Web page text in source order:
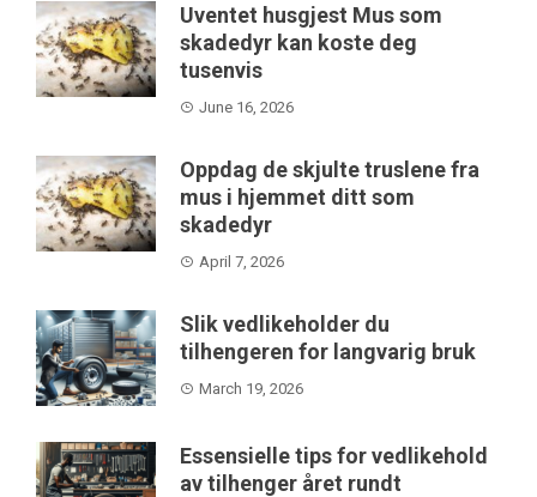
Uventet husgjest Mus som
skadedyr kan koste deg
tusenvis
June 16, 2026
Oppdag de skjulte truslene fra
mus i hjemmet ditt som
skadedyr
April 7, 2026
Slik vedlikeholder du
tilhengeren for langvarig bruk
March 19, 2026
Essensielle tips for vedlikehold
av tilhenger året rundt